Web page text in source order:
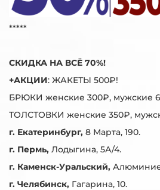
*****
СКИДКА НА ВСЁ 70%!
+АКЦИИ: ЖАКЕТЫ 500₽!
БРЮКИ женские 300₽, мужские
ТОЛСТОВКИ женские 350₽,
г. Екатеринбург, 8 Марта, 190.
г. Пермь, Лодыгина, 5А/4.
г. Каменск-Уральский,
г. Челябинск, Гагарина, 10.